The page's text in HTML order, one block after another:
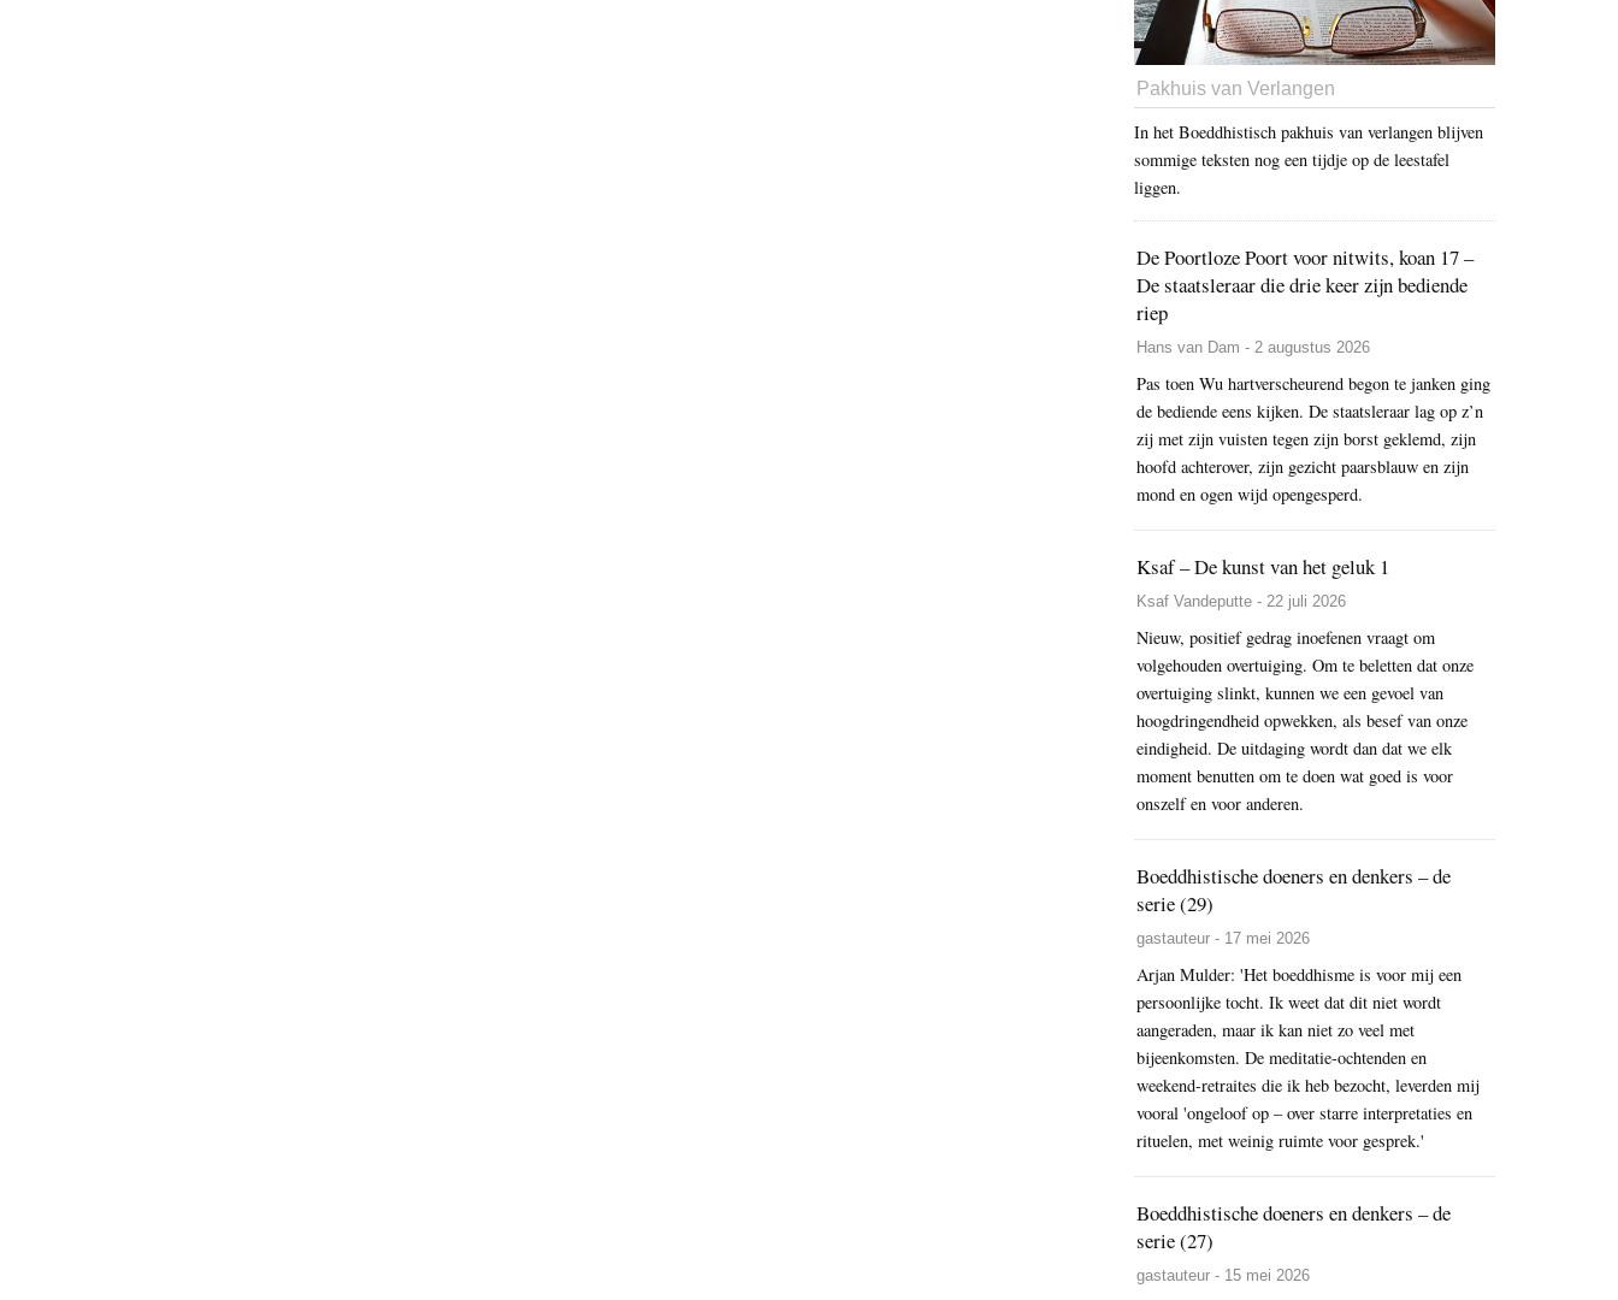
Pakhuis van Verlangen
In het Boeddhistisch pakhuis van verlangen blijven
sommige teksten nog een tijdje op de leestafel
liggen.
De Poortloze Poort voor nitwits, koan 17 –
De staatsleraar die drie keer zijn bediende
riep
Hans van Dam - 2 augustus 2026
Pas toen Wu hartverscheurend begon te janken ging
de bediende eens kijken. De staatsleraar lag op z’n
zij met zijn vuisten tegen zijn borst geklemd, zijn
hoofd achterover, zijn gezicht paarsblauw en zijn
mond en ogen wijd opengesperd.
Ksaf – De kunst van het geluk 1
Ksaf Vandeputte - 22 juli 2026
Nieuw, positief gedrag inoefenen vraagt om
volgehouden overtuiging. Om te beletten dat onze
overtuiging slinkt, kunnen we een gevoel van
hoogdringendheid opwekken, als besef van onze
eindigheid. De uitdaging wordt dan dat we elk
moment benutten om te doen wat goed is voor
onszelf en voor anderen.
Boeddhistische doeners en denkers – de
serie (29)
gastauteur - 17 mei 2026
Arjan Mulder: 'Het boeddhisme is voor mij een
persoonlijke tocht. Ik weet dat dit niet wordt
aangeraden, maar ik kan niet zo veel met
bijeenkomsten. De meditatie-ochtenden en
weekend-retraites die ik heb bezocht, leverden mij
vooral 'ongeloof op – over starre interpretaties en
rituelen, met weinig ruimte voor gesprek.'
Boeddhistische doeners en denkers – de
serie (27)
gastauteur - 15 mei 2026